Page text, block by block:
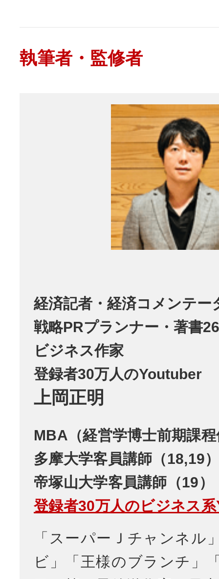
執筆者・監修者
経済記者・経済コメンテー
戦略PRプランナー・著書
ビジネス作家
登録者30万人のYoutuber
上岡正明
MBA（経営学博士前期課
多摩大学客員講師（18,19
帝塚山大学客員講師（19）
登録者30万人のビジネス
「スーパーＪチャンネル
ビ」「王様のブランチ」